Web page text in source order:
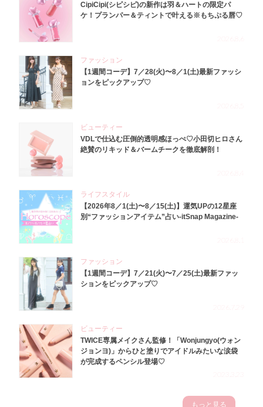
CipiCipi(シピシピ)の新作は羽＆ハートの限定パ
ケ！プランパー＆ティントで叶える※もちぷる唇♡
ファッション
【1週間コーデ】7／28(火)〜8／1(土)最新ファッシ
ョンをピックアップ♡
ビューティー
VDLで仕込む圧倒的透明感ほっぺ♡小田切ヒロさん
絶賛のリキッド＆バームチークを徹底解剖！
ライフスタイル
【2026年8／1(土)〜8／15(土)】運気UPの12星座
別“ファッションアイテム”占い-itSnap Magazine-
ファッション
【1週間コーデ】7／21(火)〜7／25(土)最新ファッ
ションをピックアップ♡
ビューティー
TWICE専属メイクさん監修！「Wonjungyo(ウォン
ジョンヨ)」からひと塗りでアイドルみたいな涙袋
が完成するペンシル登場♡
もっと見る